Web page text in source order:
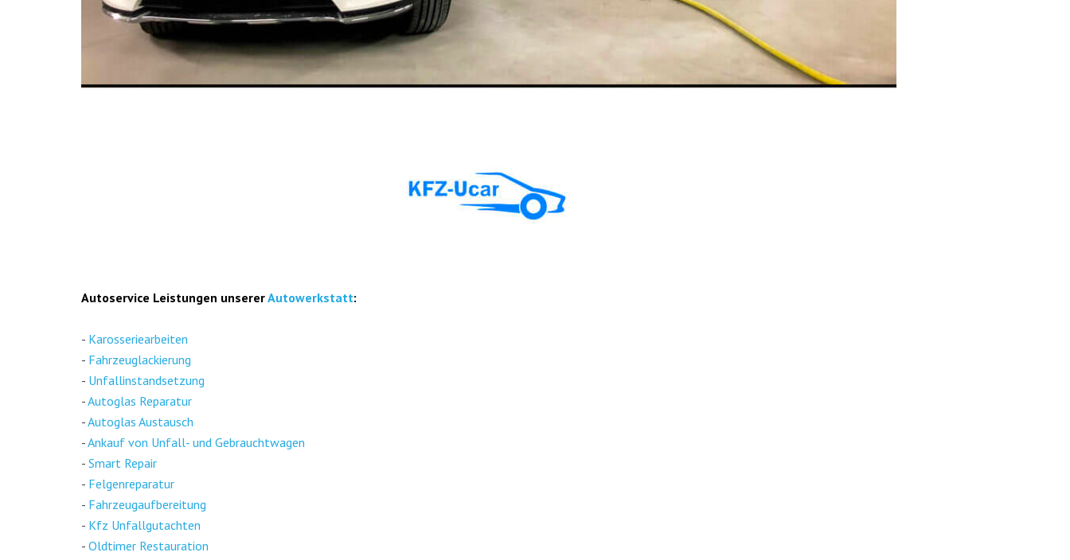
Auto­ser­vice Leis­tun­gen unse­rerAuto­werk­statt:
- Karos­se­rie­ar­bei­ten
- Fahr­zeug­la­ckie­rung
- Unfall­in­stand­set­zung
-Auto­glas Repa­ra­tur
-Auto­glas Aus­tausch
-Ankauf von Unfall- und Gebraucht­wa­gen
- Smart Repair
- Fel­gen­re­pa­ra­tur
- Fahr­zeug­auf­be­rei­tung
- Kfz Unfall­gut­ach­ten
- Old­ti­mer Restau­ra­ti­on